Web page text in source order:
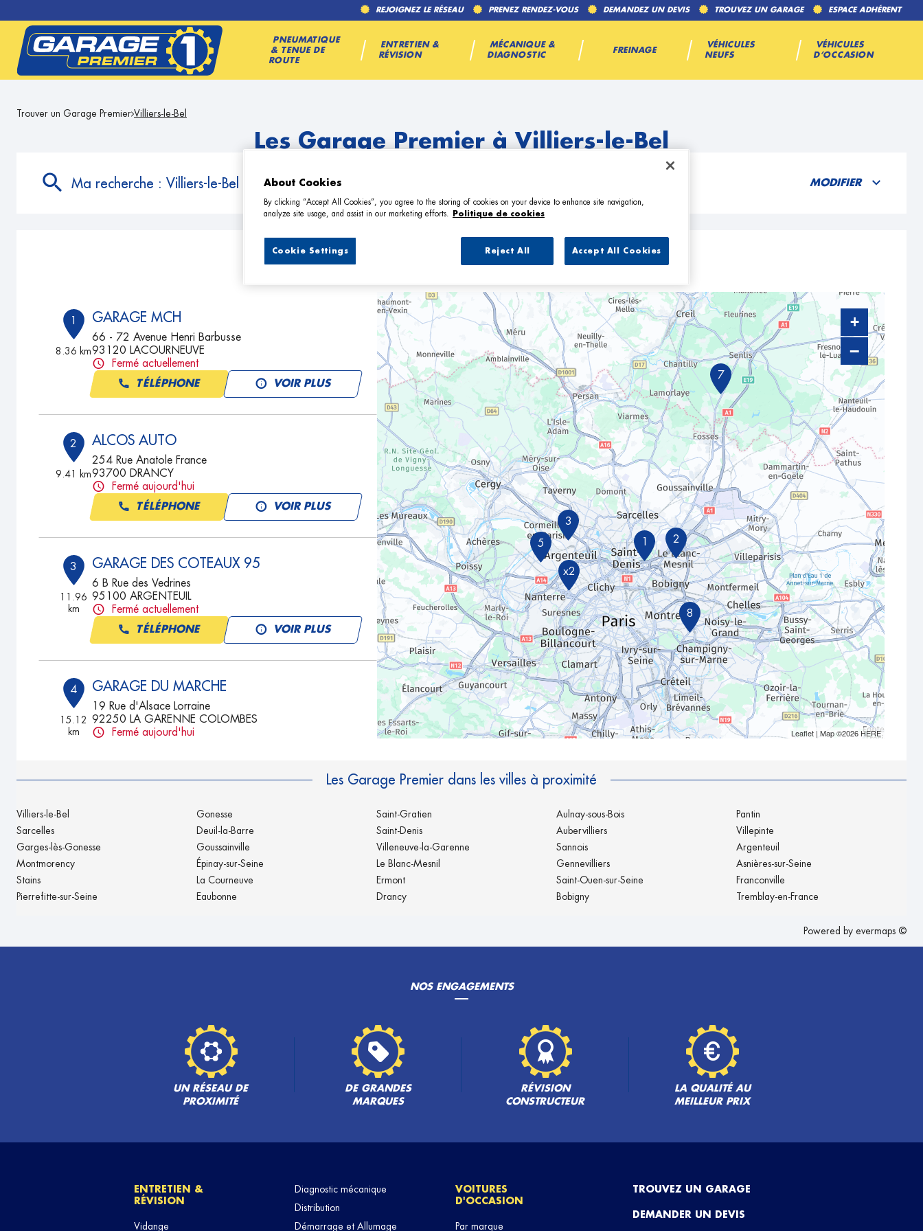
REJOIGNEZ LE RÉSEAU PRENEZ RENDEZ-VOUS DEMANDEZ UN DEVIS TROUVEZ UN GARAGE ESPACE ADHÉRENT
PNEUMATIQUE
& TENUE DE
ROUTE
ENTRETIEN &
RÉVISION
MÉCANIQUE &
DIAGNOSTIC
FREINAGE
VÉHICULES
NEUFS
VÉHICULES
D’OCCASION
Trouver un Garage Premier Villiers-le-Bel
Les Garage Premier à Villiers-le-Bel
Ma recherche : Villiers-le-Bel MODIFIER
8 Garage Premier à Villiers-le-Bel
1
8.36 km
GARAGE MCH
66 - 72 Avenue Henri Barbusse
93120 LACOURNEUVE
Fermé actuellement
TÉLÉPHONE VOIR PLUS
2
9.41 km
ALCOS AUTO
254 Rue Anatole France
93700 DRANCY
Fermé aujourd'hui
TÉLÉPHONE VOIR PLUS
3
11.96
km
GARAGE DES COTEAUX 95
6 B Rue des Vedrines
95100 ARGENTEUIL
Fermé actuellement
TÉLÉPHONE VOIR PLUS
4
15.12
km
GARAGE DU MARCHE
19 Rue d'Alsace Lorraine
92250 LA GARENNE COLOMBES
Fermé aujourd'hui
17.08
GARAGE BARBUSSE
108 Boulevard Henri Barbusse
TÉLÉPHONE
GARAGE DEHARD NICOLAS
5 Route de Montgresin
60520 PONTARME
Fermé actuellement
3 Rue Thiers
Fermé aujourd'hui
7
8
5
3
x2
2
1
+
−
Leaflet| Map ©2026 HERE
Les Garage Premier dans les villes à proximité
Villiers-le-Bel
Sarcelles
Garges-lès-Gonesse
Montmorency
Stains
Pierrefitte-sur-Seine
Gonesse
Deuil-la-Barre
Goussainville
Épinay-sur-Seine
La Courneuve
Eaubonne
Saint-Gratien
Saint-Denis
Villeneuve-la-Garenne
Le Blanc-Mesnil
Ermont
Drancy
Aulnay-sous-Bois
Aubervilliers
Sannois
Gennevilliers
Saint-Ouen-sur-Seine
Bobigny
Pantin
Villepinte
Argenteuil
Asnières-sur-Seine
Franconville
Tremblay-en-France
Powered by evermaps ©
NOS ENGAGEMENTS
UN RÉSEAU DE
PROXIMITÉ
DE GRANDES
MARQUES
RÉVISION
CONSTRUCTEUR
LA QUALITÉ AU
MEILLEUR PRIX
ENTRETIEN &
RÉVISION
Vidange
Diagnostic mécanique
Distribution
Démarrage et Allumage
VOITURES
D'OCCASION
Par marque
TROUVEZ UN GARAGE
DEMANDER UN DEVIS
About Cookies
By clicking “Accept All Cookies”, you agree to the storing of cookies on your device to enhance site navigation,
analyze site usage, and assist in our marketing efforts.
Politique de cookies
Reject All Accept All Cookies
Cookie Settings